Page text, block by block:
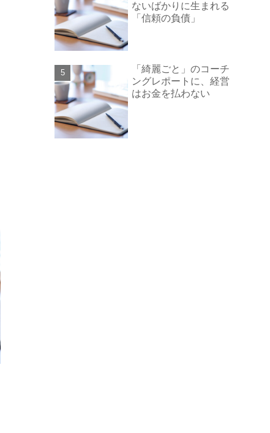
ないばかりに生まれる
「信頼の負債」
「綺麗ごと」のコーチ
ングレポートに、経営
はお金を払わない